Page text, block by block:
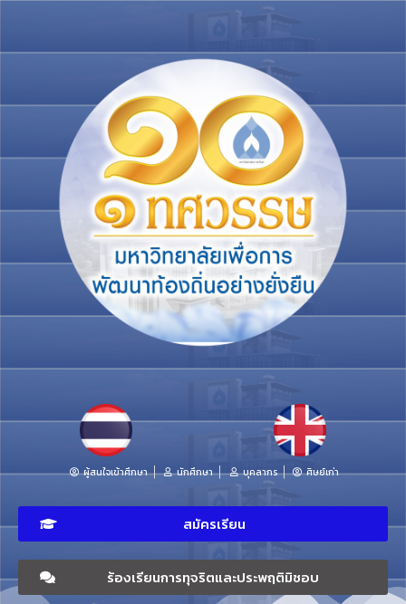
ผู้สนใจเข้าศึกษา นักศึกษา บุคลากร ศิษย์เก่า
สมัครเรียน
ร้องเรียนการทุจริตและประพฤติมิชอบ